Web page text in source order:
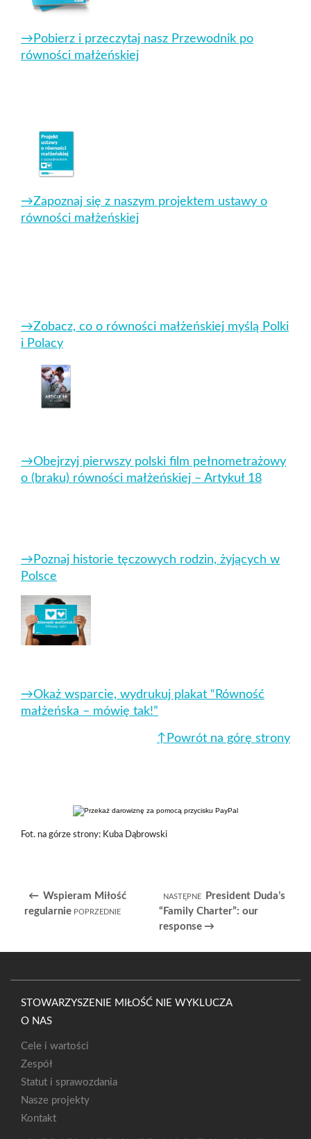
→Pobierz i przeczytaj nasz Przewodnik po
równości małżeńskiej
→Zapoznaj się z naszym projektem ustawy o
równości małżeńskiej
→Zobacz, co o równości małżeńskiej myślą Polki
i Polacy
→Obejrzyj pierwszy polski film pełnometrażowy
o (braku) równości małżeńskiej – Artykuł 18
→Poznaj historie tęczowych rodzin, żyjących w
Polsce
→Okaż wsparcie, wydrukuj plakat “Równość
małżeńska – mówię tak!”
↑Powrót na górę strony
Fot. na górze strony: Kuba Dąbrowski
Wspieram Miłość
regularnie
President Duda’s
“Family Charter”: our
response
STOWARZYSZENIE MIŁOŚĆ NIE WYKLUCZA
O NAS
Cele i wartości
Zespół
Statut i sprawozdania
Nasze projekty
Kontakt